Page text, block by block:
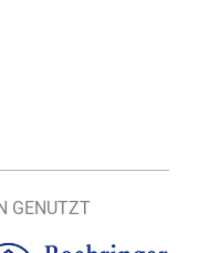
GENUTZT